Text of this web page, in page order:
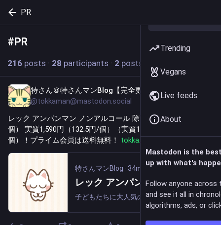
PR
#PR
216 posts · 28 participants · 2 posts today
特さん＠特さんマンBlog【完全更新通知用】
@tokkaman@mastodon.social
レック アンパンマン ノンアルコール 除菌シート（56枚入×12
個） 実質1,590円（132.5円/個）（実質1,493円、124.4円/
個）！プライム会員は送料無料！ tokka.blog/208487/
特さんマンBlog · 34m
レック アンパンマン ノンアルコール 除菌シート（56枚入×12個） 実質1,590円（132.5円/個）（実質1,493円、124.4円/個）！プライム会員は送料無料！
子どもたちに大人気の「それいけ！アンパンマン」がデザインされた、ノンアルコールタイプの除菌ウェットシートです。品質にこだわった日本製。お子様が喜ぶアンパンマンのデザインで、手や口まわりを拭くのを嫌がるときでも楽しく清潔にできます。アルコール...
Trending
Vegans
Live feeds
About
Mastodon is the
up with what's
Follow anyone across
and see it all in
algorithms, ads, or